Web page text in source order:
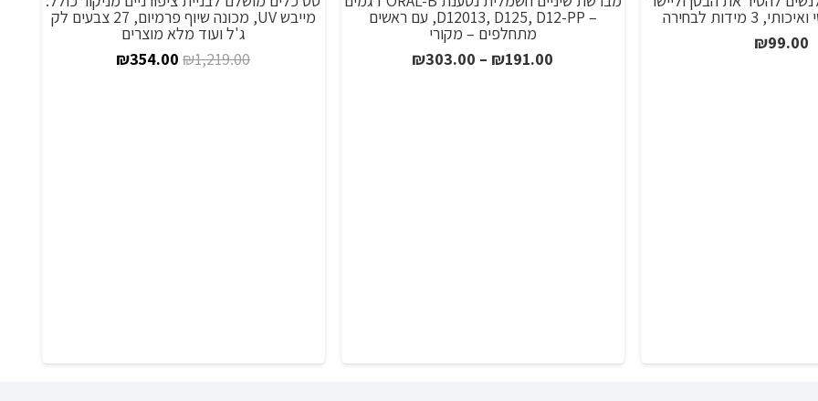
מידות לבחירה
₪99.00
מבצע!
– D12013, D125, D12-PP, עם ראשים
מתחלפים – מקורי
₪191.00
–
₪303.00
טווח
מבצע!
מייבש UV, מכונה שיוף פרמיום, 27 צבעים לק
ג'ל ועוד מלא מוצרים
₪1,219.00
המחיר ₪354.00
המחיר